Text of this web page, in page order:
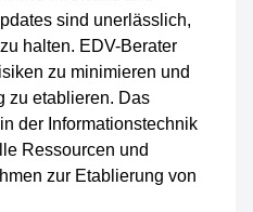
sind unerlässlich,
halten. EDV-Berater
zu minimieren und
zu etablieren. Das
der Informationstechnik
Ressourcen und
zur Etablierung von